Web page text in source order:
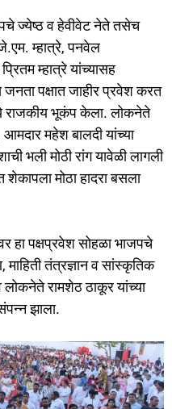
ज्येष्ठ व हेवीवेट नेते तसेच
म्हात्रे, पनवेल
म्हात्रे यांच्यासह
जनता पक्षात जाहीर प्रवेश करत
राजकीय भूकंप केला. लोकनेते
महेश बालदी यांच्या
भली मोठी रांग यावेळी लागली
मोठा हादरा बसला
हा पक्षप्रवेश सोहळा भाजपचे
माहिती तंत्रज्ञान व सांस्कृतिक
लोकनेते रामशेठ ठाकूर यांच्या
झाला.